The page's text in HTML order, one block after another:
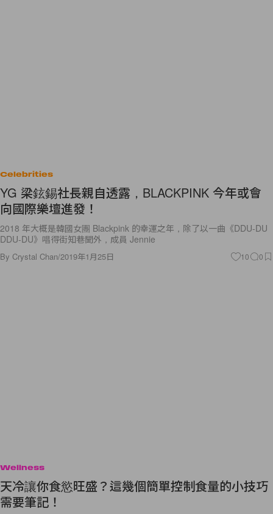
Celebrities
YG 梁鉉錫社長親自透露，BLACKPINK 今年或會
向國際樂壇進發！
2018 年大概是韓國女團 Blackpink 的幸運之年，除了以一曲《DDU-DU
DDU-DU》唱得街知巷聞外，成員 Jennie
By Crystal Chan/2019年1月25日 10 0
Wellness
天冷讓你食慾旺盛？這幾個簡單控制食量的小技巧
需要筆記！